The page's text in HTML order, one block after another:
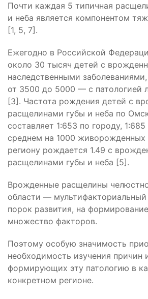
Почти каждая 5 типичная
и неба является компонентом
[1, 5, 7].
Ежегодно в Российской
около 30 тысяч детей с
наследственными
от 3500 до 5000 — с патологией
[3]. Частота рождения детей с
расщелинами губы и неба по
составляет 1:653 по городу,
среднем на 1000 живорожденных
региону рождается 1.49 с
расщелинами губы и неба [5].
Врожденные расщелины
области —
порок развития, на
множество факторов.
Поэтому особую значимость
необходимость изучения причин
формирующих эту патологию в
конкретном регионе.